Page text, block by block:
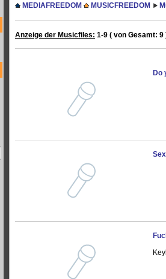
MEDIAFREEDOM MUSICFREEDOM
Anzeige der Musicfiles: 1-9 ( von Gesamt: 9
Do